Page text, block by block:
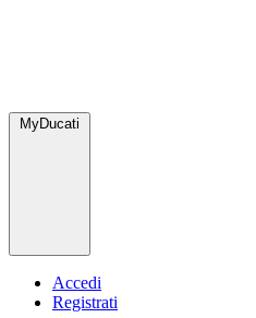
MyDucati
Accedi
Registrati